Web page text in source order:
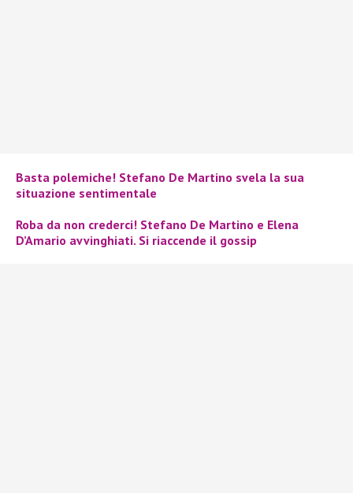
Basta polemiche! Stefano De Martino svela la sua
situazione sentimentale
Roba da non crederci! Stefano De Martino e Elena
D’Amario avvinghiati. Si riaccende il gossip